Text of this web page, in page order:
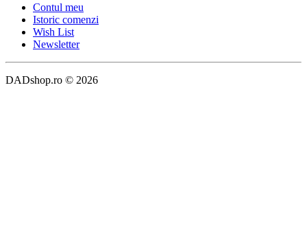
Contul meu
Istoric comenzi
Wish List
Newsletter
DADshop.ro © 2026